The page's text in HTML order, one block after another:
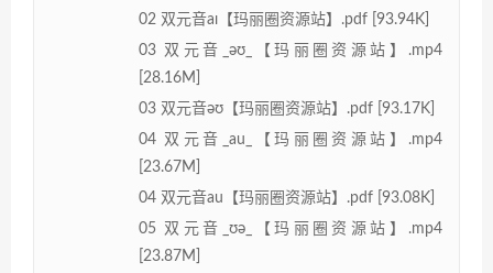
02 双元音aɪ【玛丽圈资源站】.pdf [93.94K]
03 双元音_əʊ_【玛丽圈资源站】.mp4
[28.16M]
03 双元音əʊ【玛丽圈资源站】.pdf [93.17K]
04 双元音_au_【玛丽圈资源站】.mp4
[23.67M]
04 双元音au【玛丽圈资源站】.pdf [93.08K]
05 双元音_ʊə_【玛丽圈资源站】.mp4
[23.87M]